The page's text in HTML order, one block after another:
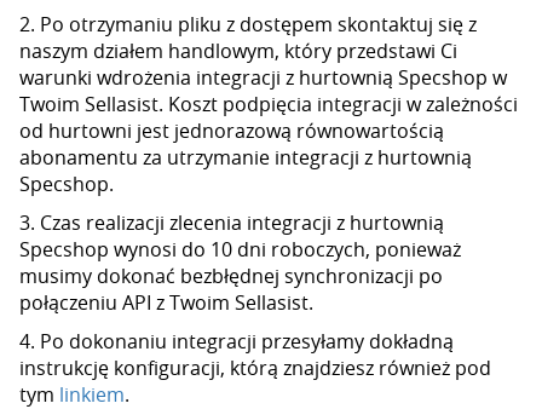
2. Po otrzymaniu pliku z dostępem skontaktuj się z
naszym działem handlowym, który przedstawi Ci
warunki wdrożenia integracji z hurtownią Specshop w
Twoim Sellasist. Koszt podpięcia integracji w zależności
od hurtowni jest jednorazową równowartością
abonamentu za utrzymanie integracji z hurtownią
Specshop.
3. Czas realizacji zlecenia integracji z hurtownią
Specshop wynosi do 10 dni roboczych, ponieważ
musimy dokonać bezbłędnej synchronizacji po
połączeniu API z Twoim Sellasist.
4. Po dokonaniu integracji przesyłamy dokładną
instrukcję konfiguracji, którą znajdziesz również pod
tym linkiem.